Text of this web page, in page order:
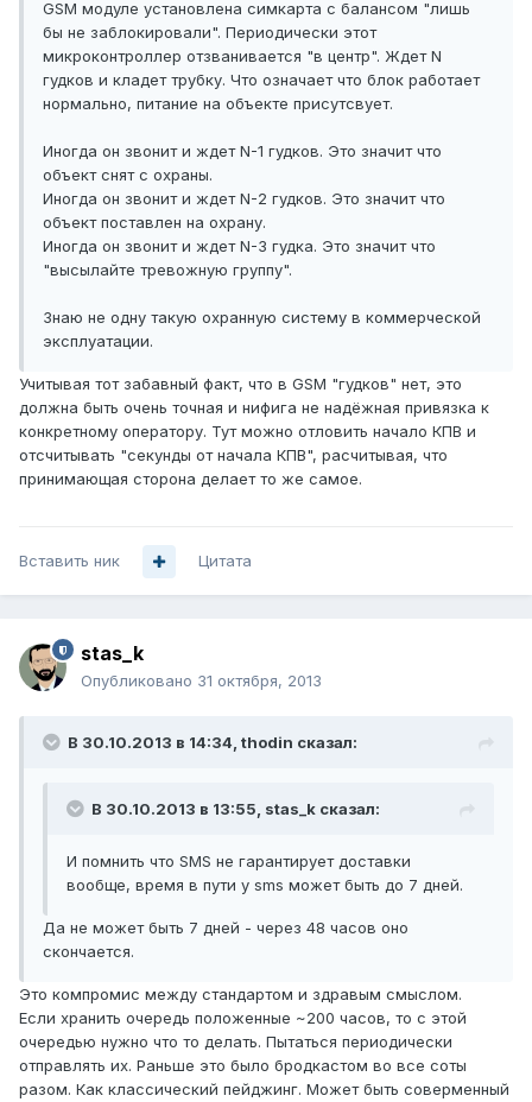
GSM модуле установлена симкарта с балансом "лишь
бы не заблокировали". Периодически этот
микроконтроллер отзванивается "в центр". Ждет N
гудков и кладет трубку. Что означает что блок работает
нормально, питание на объекте присутсвует.
Иногда он звонит и ждет N-1 гудков. Это значит что
объект снят с охраны.
Иногда он звонит и ждет N-2 гудков. Это значит что
объект поставлен на охрану.
Иногда он звонит и ждет N-3 гудка. Это значит что
"высылайте тревожную группу".
Знаю не одну такую охранную систему в коммерческой
эксплуатации.
Учитывая тот забавный факт, что в GSM "гудков" нет, это
должна быть очень точная и нифига не надёжная привязка к
конкретному оператору. Тут можно отловить начало КПВ и
отсчитывать "секунды от начала КПВ", расчитывая, что
принимающая сторона делает то же самое.
Вставить ник Цитата
stas_k
Опубликовано 31 октября, 2013
В 30.10.2013 в 14:34, thodin сказал:
В 30.10.2013 в 13:55, stas_k сказал:
И помнить что SMS не гарантирует доставки
вообще, время в пути у sms может быть до 7 дней.
Да не может быть 7 дней - через 48 часов оно
скончается.
Это компромис между стандартом и здравым смыслом.
Если хранить очередь положенные ~200 часов, то с этой
очередью нужно что то делать. Пытаться периодически
отправлять их. Раньше это было бродкастом во все соты
разом. Как классический пейджинг. Может быть соверменный